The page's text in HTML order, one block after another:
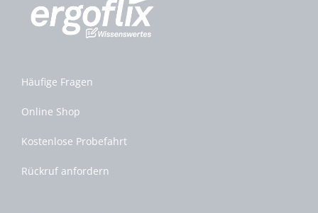
Häufige Fragen
Online Shop
Kostenlose Probefahrt
Rückruf anfordern